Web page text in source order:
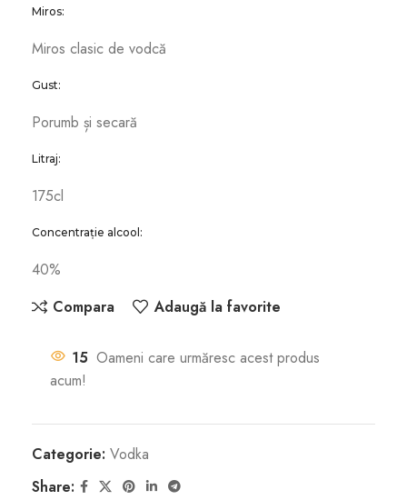
Miros:
Miros clasic de vodcă
Gust:
Porumb și secară
Litraj:
175cl
Concentrație alcool:
40%
Compara
Adaugă la favorite
15 Oameni care urmăresc acest produs
acum!
Categorie: Vodka
Share: